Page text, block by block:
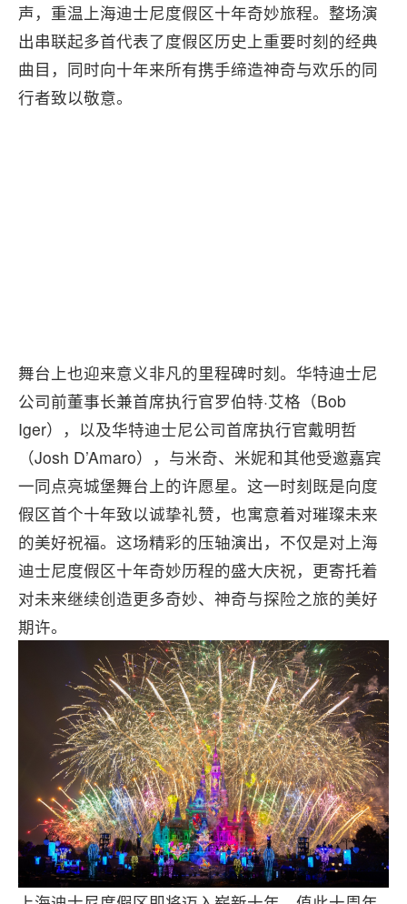
声，重温上海迪士尼度假区十年奇妙旅程。整场演
出串联起多首代表了度假区历史上重要时刻的经典
曲目，同时向十年来所有携手缔造神奇与欢乐的同
行者致以敬意。
舞台上也迎来意义非凡的里程碑时刻。华特迪士尼
公司前董事长兼首席执行官罗伯特·艾格（Bob
Iger），以及华特迪士尼公司首席执行官戴明哲
（Josh D’Amaro），与米奇、米妮和其他受邀嘉宾
一同点亮城堡舞台上的许愿星。这一时刻既是向度
假区首个十年致以诚挚礼赞，也寓意着对璀璨未来
的美好祝福。这场精彩的压轴演出，不仅是对上海
迪士尼度假区十年奇妙历程的盛大庆祝，更寄托着
对未来继续创造更多奇妙、神奇与探险之旅的美好
期许。